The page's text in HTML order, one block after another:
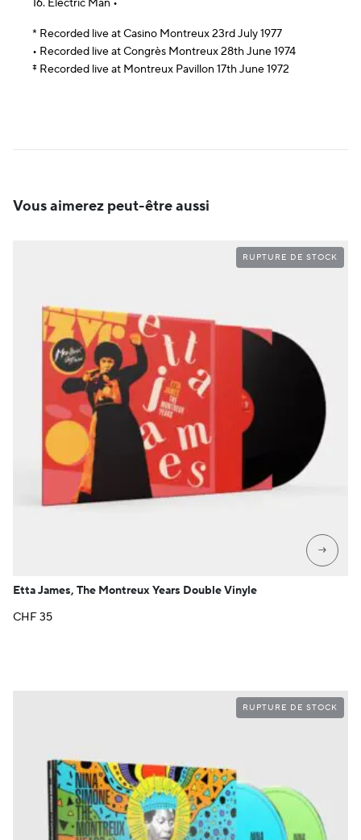
* Recorded live at Casino Montreux 23rd July 1977
• Recorded live at Congrès Montreux 28th June 1974
‡ Recorded live at Montreux Pavillon 17th June 1972
Vous aimerez peut-être aussi
→
RUPTURE DE STOCK
Etta James, The Montreux Years Double Vinyle
CHF35
RUPTURE DE STOCK